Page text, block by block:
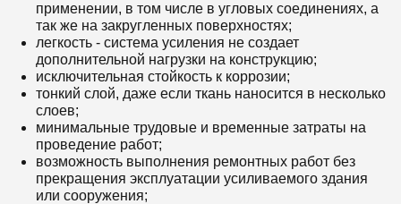
применении, в том числе в угловых соединениях, а
так же на закругленных поверхностях;
легкость - система усиления не создает
дополнительной нагрузки на конструкцию;
исключительная стойкость к коррозии;
тонкий слой, даже если ткань наносится в несколько
слоев;
минимальные трудовые и временные затраты на
проведение работ;
возможность выполнения ремонтных работ без
прекращения эксплуатации усиливаемого здания
или сооружения;